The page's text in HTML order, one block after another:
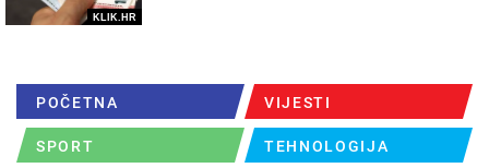
KLIK.HR
POČETNA VIJESTI
SPORT TEHNOLOGIJA